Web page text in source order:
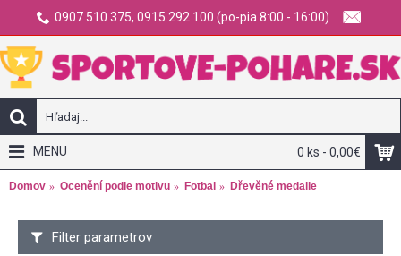
0907 510 375, 0915 292 100 (po-pia 8:00 - 16:00)
0 ks - 0,00€
MENU
Domov Ocenění podle motivu Fotbal Dřevěné medaile
Filter parametrov